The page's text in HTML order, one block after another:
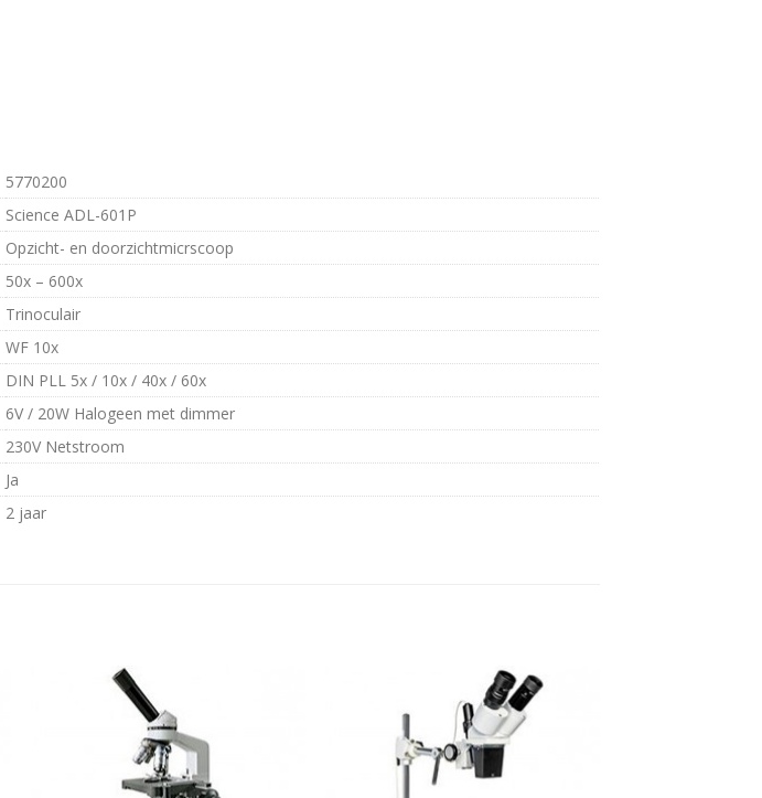
5770200
Science ADL-601P
Opzicht- en doorzichtmicrscoop
50x – 600x
Trinoculair
WF 10x
DIN PLL 5x / 10x / 40x / 60x
6V / 20W Halogeen met dimmer
230V Netstroom
Ja
2 jaar